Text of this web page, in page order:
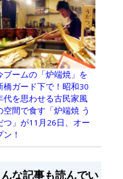
ブームの「炉端焼」を
橋ガード下で！昭和30
代を思わせる古民家風
空間で食す「炉端焼 う
つ」が11月26日、オー
ン！
な記事も読んでい